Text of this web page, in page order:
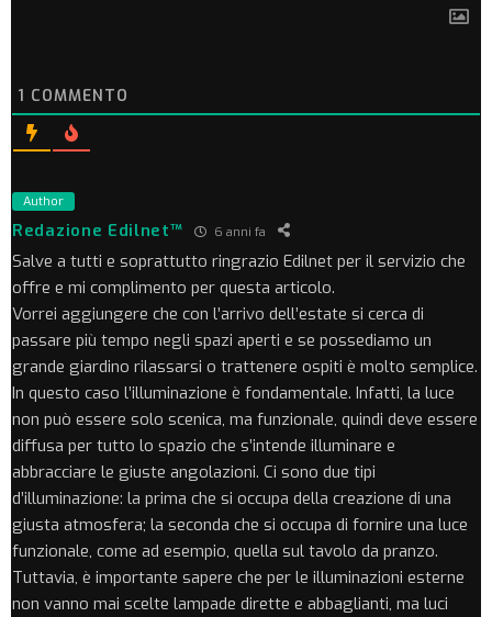
1 COMMENTO
Author
Redazione Edilnet™ 6 anni fa
Salve a tutti e soprattutto ringrazio Edilnet per il servizio che
offre e mi complimento per questa articolo.
Vorrei aggiungere che con l’arrivo dell’estate si cerca di
passare più tempo negli spazi aperti e se possediamo un
grande giardino rilassarsi o trattenere ospiti è molto semplice.
In questo caso l’illuminazione è fondamentale. Infatti, la luce
non può essere solo scenica, ma funzionale, quindi deve essere
diffusa per tutto lo spazio che s’intende illuminare e
abbracciare le giuste angolazioni. Ci sono due tipi
d’illuminazione: la prima che si occupa della creazione di una
giusta atmosfera; la seconda che si occupa di fornire una luce
funzionale, come ad esempio, quella sul tavolo da pranzo.
Tuttavia, è importante sapere che per le illuminazioni esterne
non vanno mai scelte lampade dirette e abbaglianti, ma luci